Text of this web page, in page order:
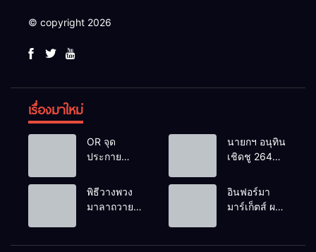
© copyright 2026
เรื่องมาใหม่
OR จุด
ประกาย
เยาวชน ผ่าน
นายกฯ อนุทิน
เชิดชู 264
บ้านยอดเยี่ยม
มอบแหนบ
เกียรติยศแห่ง
พิธีวางพวง
มาลาถวาย
อินฟอร์มา
มาร์เก็ตส์ ผนึก